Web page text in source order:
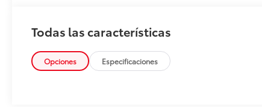
Todas las características
Opciones Especificaciones